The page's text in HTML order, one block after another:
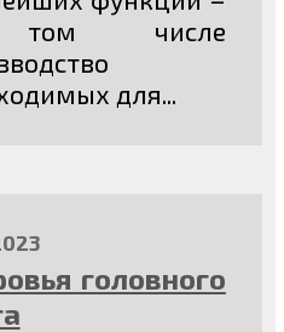
числе
для...
головного